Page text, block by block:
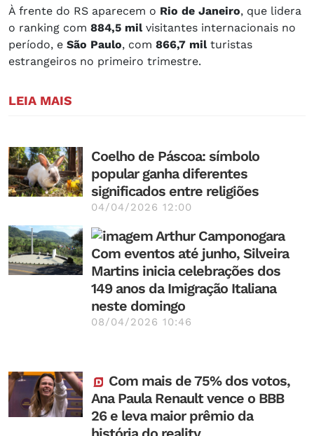
À frente do RS aparecem o Rio de Janeiro, que lidera
o ranking com 884,5 mil visitantes internacionais no
período, e São Paulo, com 866,7 milturistas
estrangeiros no primeiro trimestre.
LEIA MAIS
Coelho de Páscoa: símbolo
popular ganha diferentes
significados entre religiões
04/04/2026 12:00
Com eventos até junho, Silveira
Martins inicia celebrações dos
149 anos da Imigração Italiana
neste domingo
08/04/2026 10:46
Com mais de 75% dos votos,
Ana Paula Renault vence o BBB
26 e leva maior prêmio da